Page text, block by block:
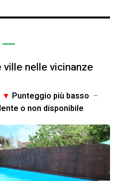
nelle vicinanze
▼ Punteggio più basso –
o non disponibile